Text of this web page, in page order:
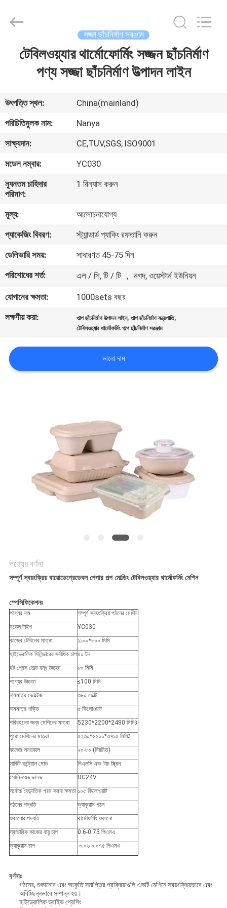
ভিডিও
VR
প্রদর্শন
আমাদের
সম্পর্কে
কারখানা
ভ্রমণ
মান
নিয়ন্ত্রণ
যোগাযোগ
করুন
PRIVACY
Equipment
Reserved.
সজ্জা ছাঁচনির্মাণ সরঞ্জাম
টেবিলওয়্যার থার্মোফোর্মিং সজ্জন ছাঁচনির্মাণ
পণ্য সজ্জা ছাঁচনির্মাণ উত্পাদন লাইন
উৎপত্তি স্থল:
China(mainland)
পরিচিতিমুলক নাম:
Nanya
সাক্ষ্যদান:
CE,TUV,SGS, ISO9001
মডেল নম্বার:
YC030
ন্যূনতম চাহিদার
পরিমাণ:
1 বিন্যাস করুন
মূল্য:
আলোচনাযোগ্য
প্যাকেজিং বিবরণ:
স্ট্যান্ডার্ড প্যাকিং রফতানি করুন
ডেলিভারি সময়:
সাধারণত 45-75 দিন
পরিশোধের শর্ত:
এল / সি, টি / টি ， নগদ, ওয়েস্টার্ন ইউনিয়ন
যোগানের ক্ষমতা:
1000sets বছর
লক্ষণীয় করা:
পাল্প ছাঁচনির্মাণ উত্পাদন লাইন,পাল্প ছাঁচনির্মাণ যন্ত্রপাতি,
টেবিলওয়্যার থার্মোফর্মিং পাল্প ছাঁচনির্মাণ সরঞ্জাম
ভালো দাম
পণ্যের বর্ণনা
সম্পূর্ণ স্বয়ংক্রিয় বায়োডেগ্রেডেবল পেপার পল্প মোল্ডিং টেবিলওয়্যার থার্মোফর্মিং মেশিন
স্পেসিফিকেশনঃ
পণ্যের নাম
সম্পূর্ণ স্বয়ংক্রিয় গঠনের মেশিন
মডেল টাইপ
YC030
কাজের টেবিলের মাত্রা
১১০০*৮০০ মিমি
হাইড্রোলিক সিলিন্ডারের সর্বাধিক চাপ৪০ টন
হট-প্রেস মোল্ড বন্ধ উচ্চতা
৮০ মিমি
পণ্যের উচ্চতা
≤100 মিমি
নামমাত্র ভোল্টেজ
৩৮০ ভোল্ট
নামমাত্র শক্তি
৫ কিলোওয়াট
পরিবহনের জন্য মেশিনের মাত্রা
5230*2200*2480 মিমি3
পুরো মেশিনের মাত্রা ৫২৩০*২২০০*৩৭১৫ মিমি3
কাজের সময়কাল
২০-৮০ (নিয়মিত)
সার্কিট কন্ট্রোল মোড
পিএলসি এবং টাচ স্ক্রিন
সোলিনয়েড ভালভ
DC24V
সর্বোচ্চ বৈদ্যুতিক গরম করার ক্ষমতা ১০৫ কিলোওয়াট
গঠনের পদ্ধতি
ভ্যাকুয়াম গঠন
শুকানোর পদ্ধতি
থার্মোফর্মিং শুকানো
স্বাভাবিক কাজের বায়ু চাপ
0.6-0.75 পিএমএ
ভ্যাকুয়াম চাপ
-০.০৬-০.০৭৫ পিএমএ
বর্ণনাঃ
গঠনের, শুকানোর এবং আকৃতি সমাপ্তির প্রক্রিয়াগুলি একটি মেশিনে স্বয়ংক্রিয়ভাবে এবং
অবিচ্ছিন্নভাবে সম্পন্ন হয়।
হাইড্রোলিক ড্রাইভ প্রেসিং